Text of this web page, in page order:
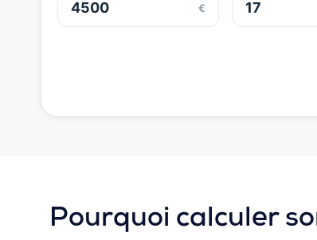
€
Pourquoi calculer